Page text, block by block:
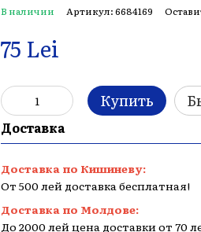
В наличии Артикул: 6684169
75 Lei
Купить
Доставка
Доставка по Кишиневу:
От 500 лей доставка бесплатная!
Доставка по Молдове:
До 2000 лей цена доставки от 70